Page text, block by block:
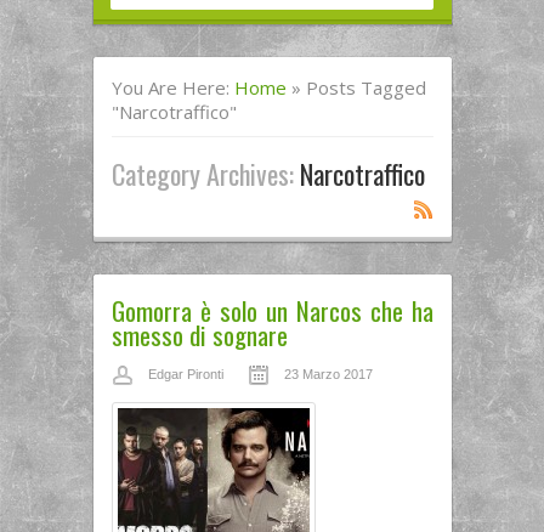
You Are Here: Home » Posts Tagged
"narcotraffico"
Category Archives:Narcotraffico
Gomorra è solo un Narcos che ha
smesso di sognare
Edgar Pironti 23 Marzo 2017